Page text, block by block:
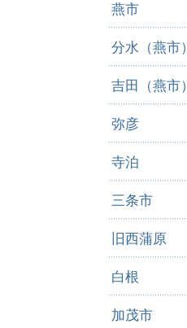
燕市
分水（燕市）
吉田（燕市）
弥彦
寺泊
三条市
旧西蒲原
白根
加茂市